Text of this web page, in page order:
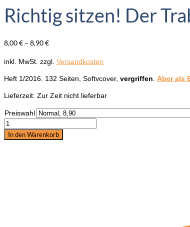
Richtig sitzen! Der
8,00€ – 8,90€
inkl. MwSt. zzgl. Versandkosten
Heft 1/2016. 132 Seiten, Softvcover, vergriffen Aber als
Lieferzeit: Zur Zeit nicht lieferbar
Preiswahl
Richtig
sitzen!
In den Warenkorb